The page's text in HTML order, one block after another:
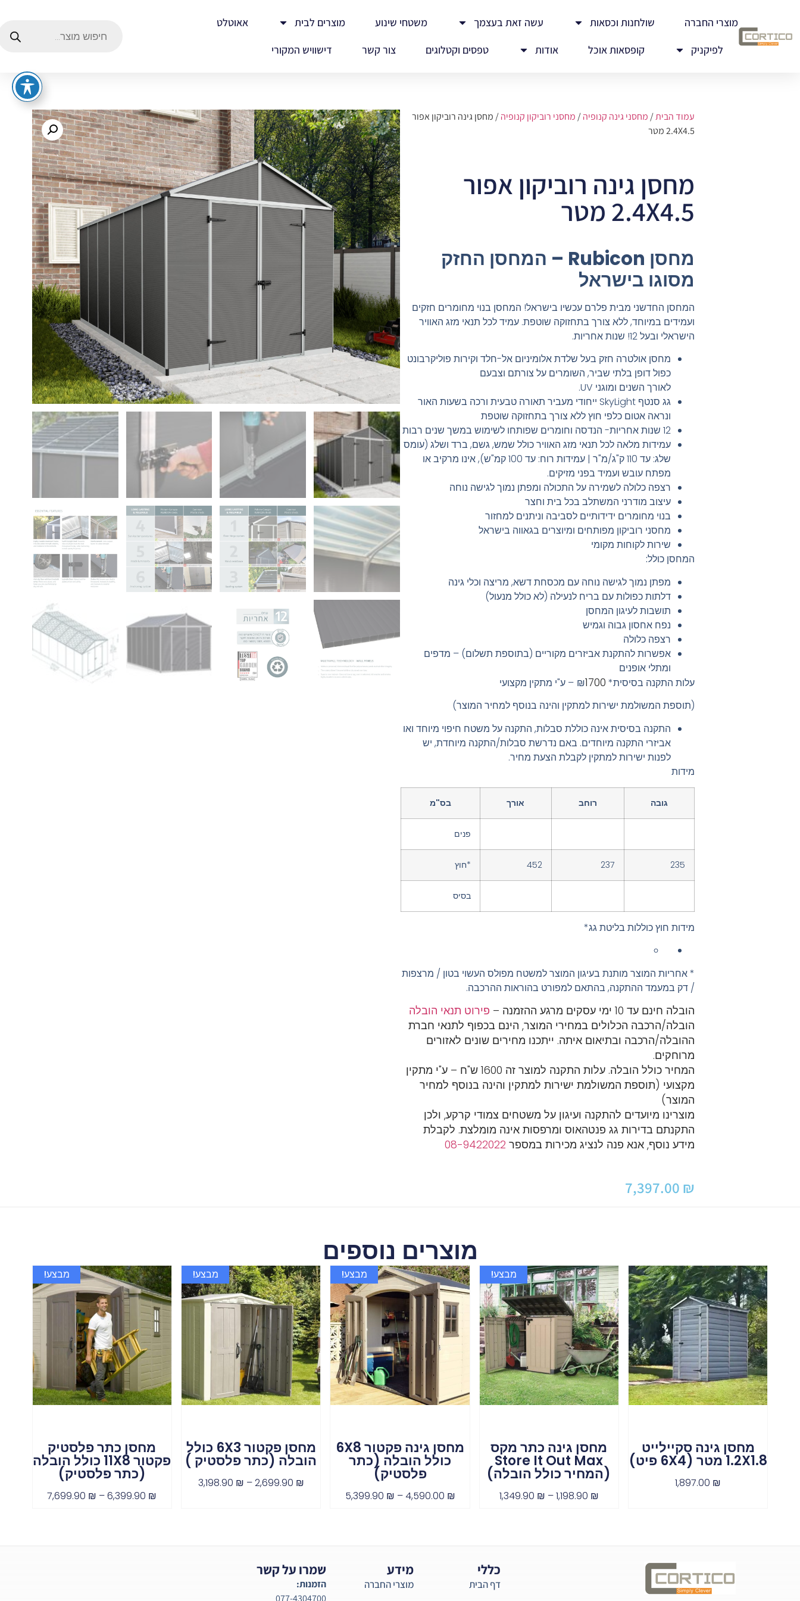
מוצרי החברה שולחנות וכסאות עשה זאת בעצמך משטחי שינוע מוצרים לבית
אאוטלט
לפיקניק
קופסאות אוכל אודות טפסים וקטלוגים צור קשר דישוויש המקורי
עמוד הבית/ מחסני גינה קנופיה/ מחסני רוביקון קנופיה/ מחסן גינה רוביקון אפור
2.4X4.5 מטר
מחסן גינה רוביקון אפור
2.4X4.5 מטר
מחסן Rubicon – המחסן החזק
מסוגו בישראל
המחסן החדשני מבית פלרם עכשיו בישראל! המחסן בנוי מחומרים חזקים
ועמידים במיוחד, ללא צורך בתחזוקה שוטפת. עמיד לכל תנאי מזג האוויר
הישראלי ובעל 12! שנות אחריות.
מחסן אולטרה חזק בעל שלדת אלומיניום אל-חלד וקירות פוליקרבונט
כפול דופן בלתי שביר, השומרים על צורתם וצבעם
לאורך השנים ומוגני UV.
גג סנטף SkyLight ייחודי מעביר תאורה טבעית ורכה בשעות האור
ונראה אטום כלפי חוץ ללא צורך בתחזוקה שוטפת
12 שנות אחריות- הנדסה וחומרים שפותחו לשימוש במשך שנים רבות
עמידות מלאה לכל תנאי מזג האוויר כולל שמש, גשם, ברד ושלג (עומס
שלג: עד 110 ק"ג/מ"ר | עמידות רוח: עד 100 קמ"ש), אינו מרקיב או
מפתח עובש ועמיד בפני מזיקים.
רצפה כלולה לשמירה על התכולה ומפתן נמוך לגישה נוחה
עיצוב מודרני המשתלב בכל בית וחצר
בנוי מחומרים ידידותיים לסביבה וניתנים למחזור
מחסני רוביקון מפותחים ומיוצרים בגאווה בישראל
שירות לקוחות מקומי
המחסן כולל:
מפתן נמוך לגישה נוחה עם מכסחת דשא, מריצה וכלי גינה
דלתות כפולות עם בריח לנעילה (לא כולל מנעול)
תושבות לעיגון המחסן
נפח אחסון גבוה וגמיש
רצפה כלולה
אפשרות להתקנת אביזרים מקוריים (בתוספת תשלום) – מדפים
ומתלי אופנים
עלות התקנה בסיסית* ₪ 1700
– ע"י מתקין מקצועי
(תוספת המשולמת ישירות למתקין והינה בנוסף למחיר המוצר)
התקנה בסיסית אינה כוללת סבלות, התקנה על משטח חיפוי מיוחד ואו
אביזרי התקנה מיוחדים. באם נדרשת סבלות/התקנה מיוחדת, יש
לפנות ישירות למתקין לקבלת הצעת מחיר.
מידות
גובה רוחב אורך בס"מ
פנים
235
237
452 *חוץ
בסיס
מידות חוץ כוללות בליטת גג*
* אחריות המוצר מותנת בעיגון המוצר למשטח מפולס העשוי בטון / מרצפות
/ דק במעמד ההתקנה, בהתאם למפורט בהוראות ההרכבה.
הובלה חינם עד 10 ימי עסקים מרגע ההזמנה –
פירוט תנאי הובלה
הובלה/הרכבה הכלולים במחירי המוצר, הינם בכפוף לתנאי חברת
ההובלה/הרכבה ובתיאום איתה. ייתכנו מחירים שונים לאזורים
מרוחקים.
המחיר כולל הובלה. עלות התקנה למוצר זה 1600 ש"ח – ע"י מתקין
מקצועי (תוספת המשולמת ישירות למתקין והינה בנוסף למחיר
המוצר)
מוצרינו מיועדים להתקנה ועיגון על משטחים צמודי קרקע, ולכן
התקנתם בדירות גג פנטהאוס ומרפסות אינה מומלצת. לקבלת
מידע נוסף, אנא פנה לנציג מכירות במספר 08-9422022
7,397.00 ₪
מוצרים נוספים
מחסן גינה סקיילייט
1.2X1.8 מטר (6X4 פיט)
1,897.00 ₪
מבצע!
מחסן גינה כתר מקס
Store It Out Max
(המחיר כולל הובלה)
1,198.90 ₪
–
1,349.90 ₪
מבצע!
מחסן גינה פקטור 6X8
כולל הובלה (כתר
פלסטיק)
4,590.00 ₪
–
5,399.90 ₪
מבצע!
מחסן פקטור 6X3 כולל
הובלה (כתר פלסטיק )
2,699.90 ₪
–
3,198.90 ₪
מבצע!
מחסן כתר פלסטיק
פקטור 11X8 כולל הובלה
(כתר פלסטיק)
6,399.90 ₪
–
7,699.90 ₪
כללי
דף הבית
מידע
מוצרי החברה
שמרו על קשר
הזמנות: